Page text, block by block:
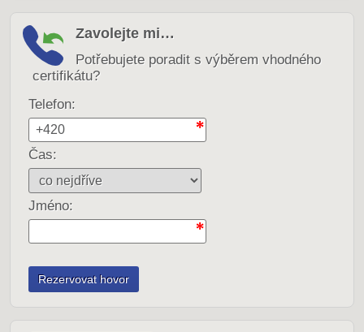
Zavolejte mi…
Potřebujete poradit s výběrem vhodného
certifikátu?
Telefon:
Čas:
Jméno: